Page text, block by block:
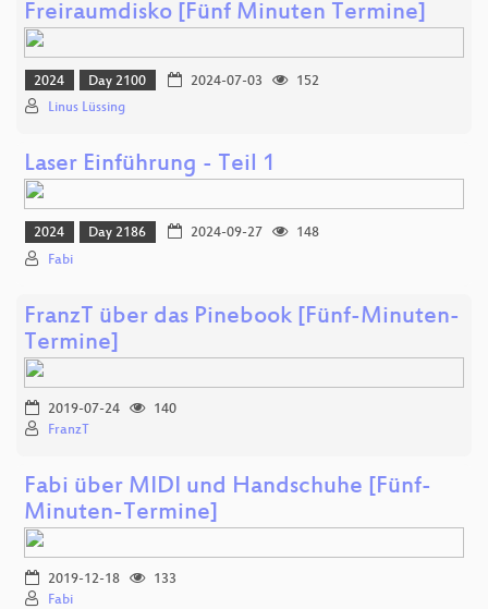
Freiraumdisko [Fünf Minuten Termine]
2024 Day 2100 2024-07-03
152
Linus Lüssing
Laser Einführung - Teil 1
2024 Day 2186 2024-09-27
148
Fabi
FranzT über das Pinebook [Fünf-Minuten-
Termine]
2019-07-24
140
FranzT
Fabi über MIDI und Handschuhe [Fünf-
Minuten-Termine]
2019-12-18
133
Fabi